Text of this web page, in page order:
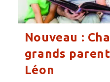
Nouveau :
grands
Léon